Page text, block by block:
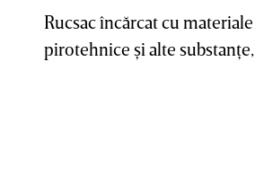
Rucsac încărcat cu materiale
pirotehnice şi alte substanţe,